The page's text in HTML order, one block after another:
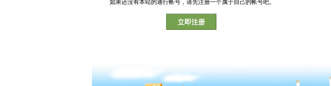
如果还没有本站的通行帐号，请先注册一个属于自己的帐号吧。
立即注册